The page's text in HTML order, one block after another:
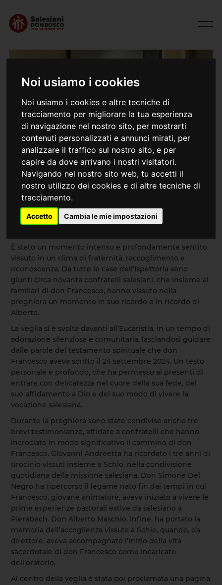
Noi usiamo i cookies
Noi usiamo i cookies e altre tecniche di
tracciamento per migliorare la tua esperienza
di navigazione nel nostro sito, per mostrarti
contenuti personalizzati e annunci mirati, per
analizzare il traffico sul nostro sito, e per
capire da dove arrivano i nostri visitatori.
Navigando nel nostro sito web, tu accetti il
nostro utilizzo dei cookies e di altre tecniche di
tracciamento.
Accetto Cambia le mie impostazioni
28/06/2026
Veglia di preghiera per don Francesco
Nella serata di sabato 27 giugno 2026, presso l’opera
salesiana di Schio, l’Ispettoria Salesiana “San Marco”
dell’Italia Nord Est si è ritrovata per vivere insieme una
È stato un momento intenso e profondamente sentito,
vissuto in un clima di fraternità, raccoglimento e
riconoscenza. Da tutte le case dell’Ispettoria sono
giunti circa novanta confratelli salesiani, che insieme ai
familiari di don Francesco, hanno vissuto nella
preghiera un momento in suo ricordo e in ricordo di
Alberto.
La veglia si è svolta davanti all’Eucaristia, in un tempo di
adorazione silenziosa e comunitaria, lasciandosi guidare
dalle parole del testamento spirituale che don
Francesco aveva scritto il 24 settembre 2024. Un testo
personale e profondo, che ha permesso ai presenti di
entrare con delicatezza nel cuore della sua fede, del
suo affidamento a Dio e del suo modo di vivere la
vocazione salesiana.
Durante la preghiera sono state condivise anche tre
brevi testimonianze, affidate a confratelli che hanno
incrociato in modo significativo il cammino di don
Francesco. Giovanni Andreetta ha ricordato i tre anni di
tirocinio vissuti insieme a Schio, nella condivisione
quotidiana della missione salesiana. Don Simone Del
Negro ha ripercorso il legame nato fin dai tempi in cui
Francesco, giovane animatore, aveva iniziato a vivere le
prime esperienze pastorali estive da salesiano a
Pierabech. Don Alberto Maschio, infine, ha portato la
memoria dell’accoglienza vissuta a Schio, quando, da
direttore, aveva accompagnato l’inizio della vita
sacerdotale di don Francesco come incaricato
dell’oratorio.
Al centro della veglia è stata poi proclamata una pagina